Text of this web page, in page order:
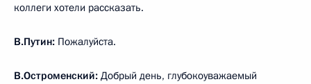
коллеги хотели рассказать.
В.Путин: Пожалуйста.
В.Остроменский: Добрый день, глубокоуважаемый